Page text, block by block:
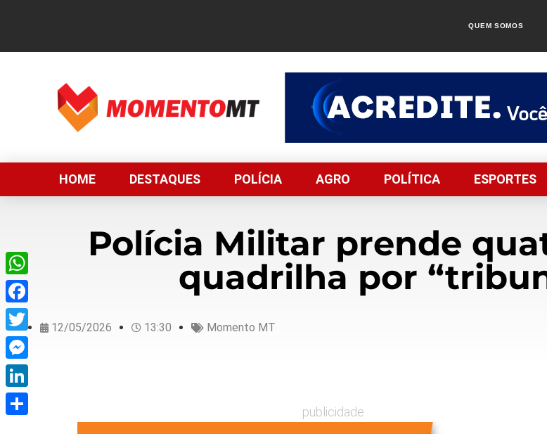
QUEM SOMOS
HOME DESTAQUES POLÍCIA AGRO POLÍTICA ESPORTES
Polícia Militar prende
quadrilha por
12/05/2026 13:30 Momento MT
publicidade
WhatsApp
Facebook
Twitter
Messenger
LinkedIn